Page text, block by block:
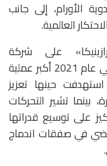
الأورام، إلى جانب
العالمية.
على شركة
«أليكسيون» مقابل 39 مليار دولار في عام 2021 أكبر عملية
حينها تعزيز
بينما تشير التحركات
على توسيع قدراتها
في صفقات اندماج